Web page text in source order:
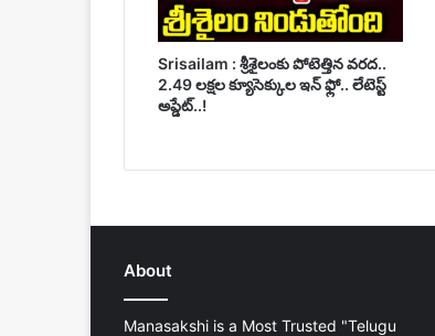
Srisailam : శ్రీశైలంకు పోటెత్తిన వరద..
2.49 లక్షల క్యూసెక్కుల ఇన్ ఫ్లో.. లేటెస్ట్
అప్డేట్..!
About
Manasakshi is a Most Trusted "Telugu